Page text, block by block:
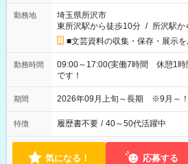
勤務地
埼玉県所沢市
東所沢駅から徒歩10分 / 所沢駅か
■文芸資料の収集・保存・展示
勤務時間
09:00～17:00(実働7時間 休憩1時
です！
期間 2026年09月上旬～長期 ※9月～！
特徴 履歴書不要 / 40～50代活躍中
気になる！ 応募する